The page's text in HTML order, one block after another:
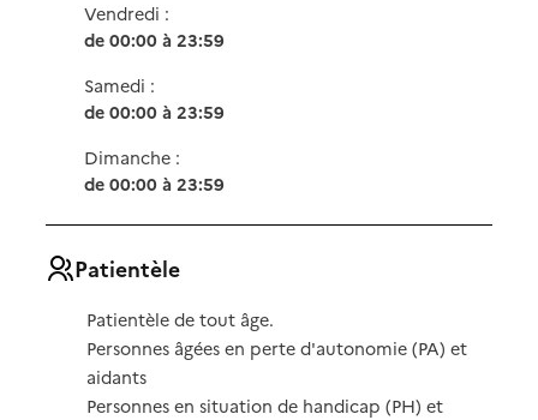
Vendredi :
de 00:00 à 23:59
Samedi :
de 00:00 à 23:59
Dimanche :
de 00:00 à 23:59
Patientèle
Patientèle de tout âge.
Personnes âgées en perte d'autonomie (PA) et
aidants
Personnes en situation de handicap (PH) et